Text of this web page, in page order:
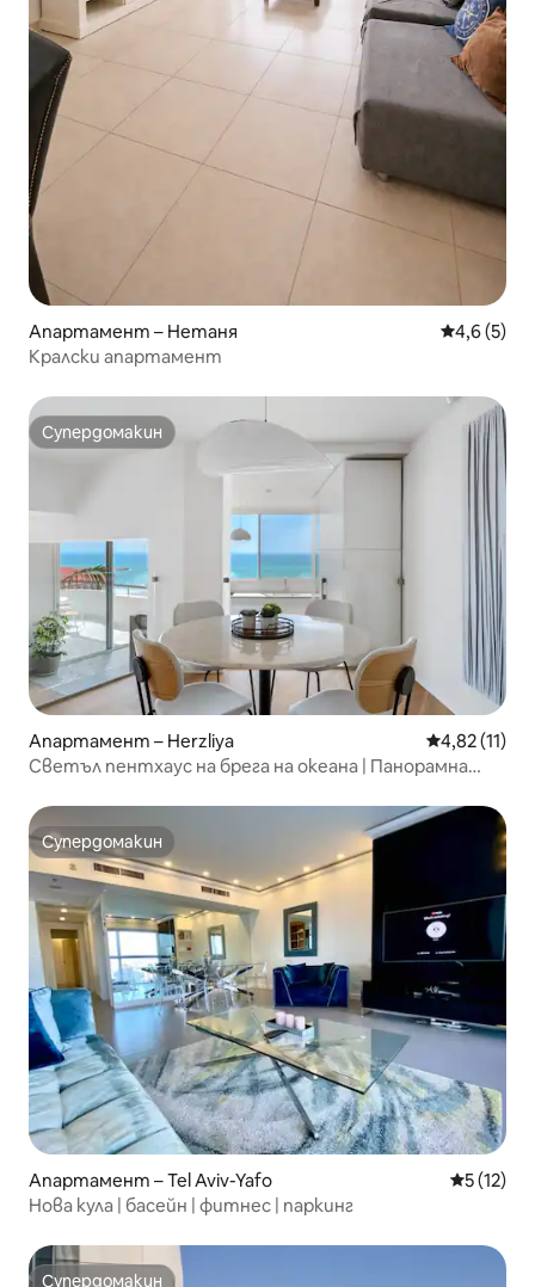
Апартамент – Нетаня Средна
4,6 (5)
Кралски апартамент
Супердомакин
Супердомакин
Апартамент – Herzliya Средна
4,82 (11)
Светъл пентхаус на брега на океана | Панорамна
Супердомакин
Супердомакин
Апартамент – Tel Aviv-Yafo Средна
5 (12)
Нова кула | басейн | фитнес | паркинг
Супердомакин